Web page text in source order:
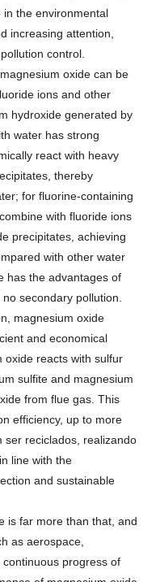
the environmental
increasing attention
control.
magnesium oxide can be
ions and other
hydroxide generated by
water has strong
react with heavy
, thereby
; for fluorine-containing
with fluoride ions
precipitates, achieving
with other water
has the advantages of
no secondary pollution
magnesium oxide
and economical
oxide reacts with sulfur
sulfite and magnesium
from flue gas. This
efficiency, up to more
ser reciclados, realizando
line with the
and sustainable
is far more than that, and
as aerospace,
continuous progress of